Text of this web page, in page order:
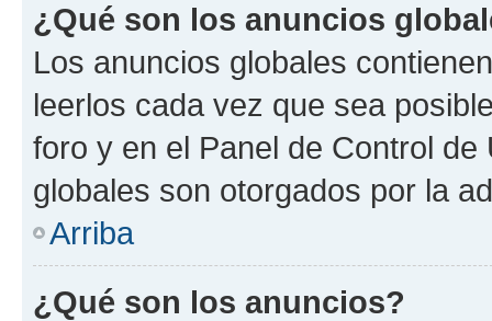
¿Qué son los anuncios
Los anuncios globales
leerlos cada vez que sea
foro y en el Panel de Control
globales son otorgados por la
Arriba
¿Qué son los anuncios?